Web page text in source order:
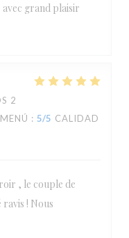
grand plaisir
2
MENÚ : 5/5 CALIDAD
, le couple de
! Nous